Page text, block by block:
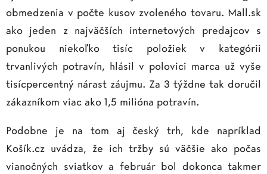
obmedzenia v počte kusov zvoleného tovaru. Mall.sk
ako jeden z najväčších internetových predajcov s
ponukou niekoľko tisíc položiek v kategórii
trvanlivých potravín, hlásil v polovici marca už vyše
tisícpercentný nárast záujmu. Za 3 týždne tak doručil
zákazníkom viac ako 1,5 milióna potravín.
Podobne je na tom aj český trh, kde napríklad
Košík.cz uvádza, že ich tržby sú väčšie ako počas
vianočných sviatkov a február bol dokonca takmer